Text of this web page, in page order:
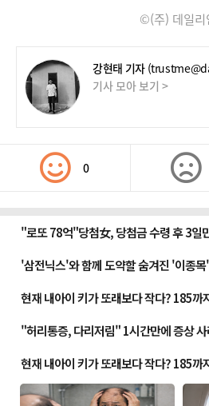
©(주) 데일리
강현태 기자
기사 모아 보기 >
0